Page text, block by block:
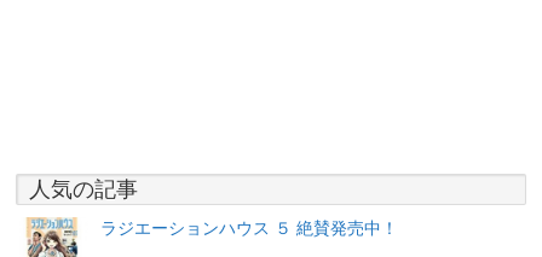
人気の記事
ラジエーションハウス ５ 絶賛発売中！